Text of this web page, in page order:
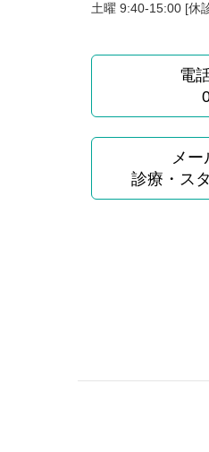
土曜 9:40-15:00 [休
電
メー
診療・ス